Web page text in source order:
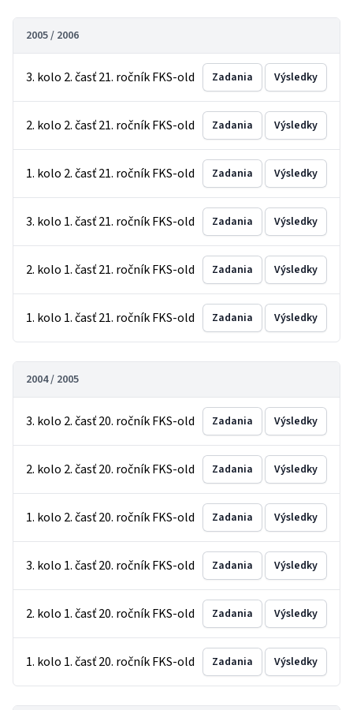
2005 / 2006
3. kolo 2. časť 21. ročník FKS-old Zadania Výsledky
2. kolo 2. časť 21. ročník FKS-old Zadania Výsledky
1. kolo 2. časť 21. ročník FKS-old Zadania Výsledky
3. kolo 1. časť 21. ročník FKS-old Zadania Výsledky
2. kolo 1. časť 21. ročník FKS-old Zadania Výsledky
1. kolo 1. časť 21. ročník FKS-old Zadania Výsledky
2004 / 2005
3. kolo 2. časť 20. ročník FKS-old Zadania Výsledky
2. kolo 2. časť 20. ročník FKS-old Zadania Výsledky
1. kolo 2. časť 20. ročník FKS-old Zadania Výsledky
3. kolo 1. časť 20. ročník FKS-old Zadania Výsledky
2. kolo 1. časť 20. ročník FKS-old Zadania Výsledky
1. kolo 1. časť 20. ročník FKS-old Zadania Výsledky